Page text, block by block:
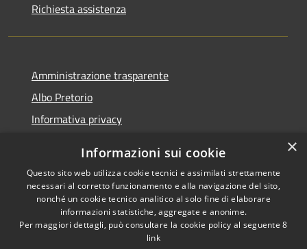
Richiesta assistenza
Amministrazione trasparente
Albo Pretorio
Informativa privacy
Dichiarazione di accessibilità
RSS
Copyright © 2026 • Comune di
×
Informazioni sui cookie
Questo sito web utilizza cookie tecnici e assimilati strettamente
necessari al corretto funzionamento e alla navigazione del sito,
nonché un cookie tecnico analitico al solo fine di elaborare
informazioni statistiche, aggregate e anonime.
Per maggiori dettagli, può consultare la cookie policy al seguente8
link